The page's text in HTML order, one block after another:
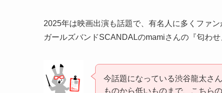
2025年は映画出演も話題で、有名人に多くファ
ガールズバンドSCANDALのmamiさんの『匂わ
今話題になっている渋谷龍太さ
ものから低いものまで、こちら